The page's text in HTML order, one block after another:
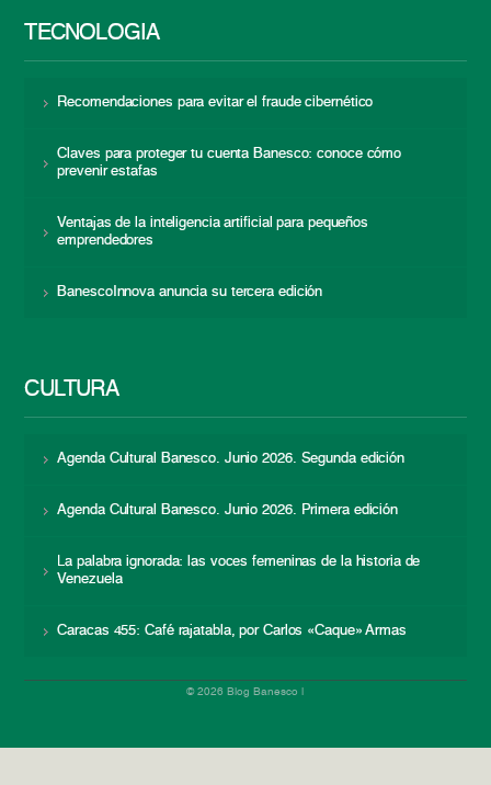
TECNOLOGÍA
Recomendaciones para evitar el fraude cibernético
Claves para proteger tu cuenta Banesco: conoce cómo
prevenir estafas
Ventajas de la inteligencia artificial para pequeños
emprendedores
BanescoInnova anuncia su tercera edición
CULTURA
Agenda Cultural Banesco. Junio 2026. Segunda edición
Agenda Cultural Banesco. Junio 2026. Primera edición
La palabra ignorada: las voces femeninas de la historia de
Venezuela
Caracas 455: Café rajatabla, por Carlos «Caque» Armas
© 2026 Blog Banesco |